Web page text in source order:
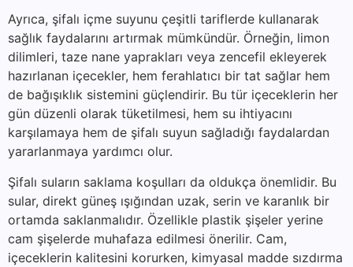
Ayrıca, şifalı içme suyunu çeşitli tariflerde kullanarak
sağlık faydalarını artırmak mümkündür. Örneğin, limon
dilimleri, taze nane yaprakları veya zencefil ekleyerek
hazırlanan içecekler, hem ferahlatıcı bir tat sağlar hem
de bağışıklık sistemini güçlendirir. Bu tür içeceklerin her
gün düzenli olarak tüketilmesi, hem su ihtiyacını
karşılamaya hem de şifalı suyun sağladığı faydalardan
yararlanmaya yardımcı olur.
Şifalı suların saklama koşulları da oldukça önemlidir. Bu
sular, direkt güneş ışığından uzak, serin ve karanlık bir
ortamda saklanmalıdır. Özellikle plastik şişeler yerine
cam şişelerde muhafaza edilmesi önerilir. Cam,
içeceklerin kalitesini korurken, kimyasal madde sızdırma